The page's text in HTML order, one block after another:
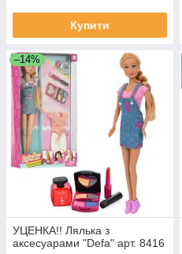
Купити
–14%
УЦЕНКА!! Лялька з
аксесуарами "Defa" арт. 8416